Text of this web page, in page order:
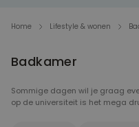
Home Lifestyle & wonen
Badkamer
Sommige dagen wil je graag
op de universiteit is het mega